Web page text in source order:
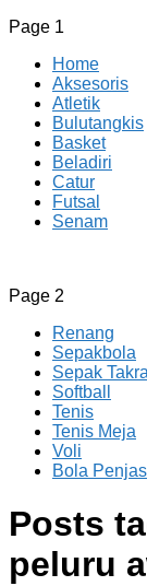
Page 1
Home
Aksesoris
Atletik
Bulutangkis
Basket
Beladiri
Catur
Futsal
Senam
CV JAYA
Menyediakan
Page 2
Renang
Sepakbola
Sepak
Softball
Tenis
Tenis Meja
Voli
Bola Penjas
Posts
peluru